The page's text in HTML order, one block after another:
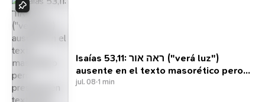
Isaías 53,11: ראה אור ("verá luz")
ausente en el texto masorético pero
presente en textos de Qumrán y la
jul. 08·1 min